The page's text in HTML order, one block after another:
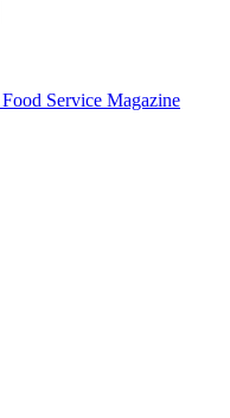
Service Magazine